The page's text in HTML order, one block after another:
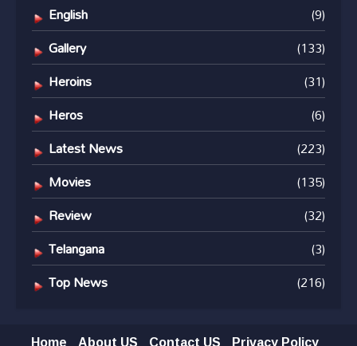
English
(9)
Gallery
(133)
Heroins
(31)
Heros
(6)
Latest News
(223)
Movies
(135)
Review
(32)
Telangana
(3)
Top News
(216)